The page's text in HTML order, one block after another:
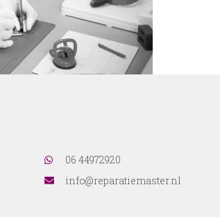
06 44972920
info@reparatiemaster.nl